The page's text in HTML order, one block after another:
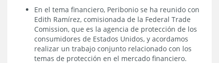
En el tema financiero, Peribonio se ha reunido con
Edith Ramírez, comisionada de la Federal Trade
Comission, que es la agencia de protección de los
consumidores de Estados Unidos, y acordamos
realizar un trabajo conjunto relacionado con los
temas de protección en el mercado financiero.